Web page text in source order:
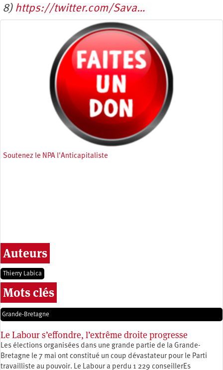
8) https://twitter.com/Sava…
Soutenez le NPA l'Anticapitaliste
Auteurs
Thierry Labica
Mots clés
Grande-Bretagne
Le Labour s’effondre, l’extrême droite progresse
Les élections organisées dans une grande partie de la Grande-
Bretagne le 7 mai ont constitué un coup dévastateur pour le Parti
travailliste au pouvoir. Le Labour a perdu 1 229 conseillerEs